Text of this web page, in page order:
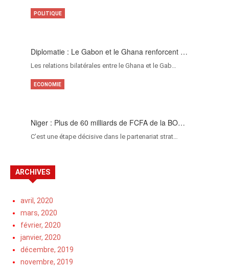
Diplomatie : Le Gabon et le Ghana renforcent …
Les relations bilatérales entre le Ghana et le Gab…
POLITIQUE
Niger : Plus de 60 milliards de FCFA de la BO…
C’est une étape décisive dans le partenariat strat…
ECONOMIE
ARCHIVES
avril, 2020
mars, 2020
février, 2020
janvier, 2020
décembre, 2019
novembre, 2019